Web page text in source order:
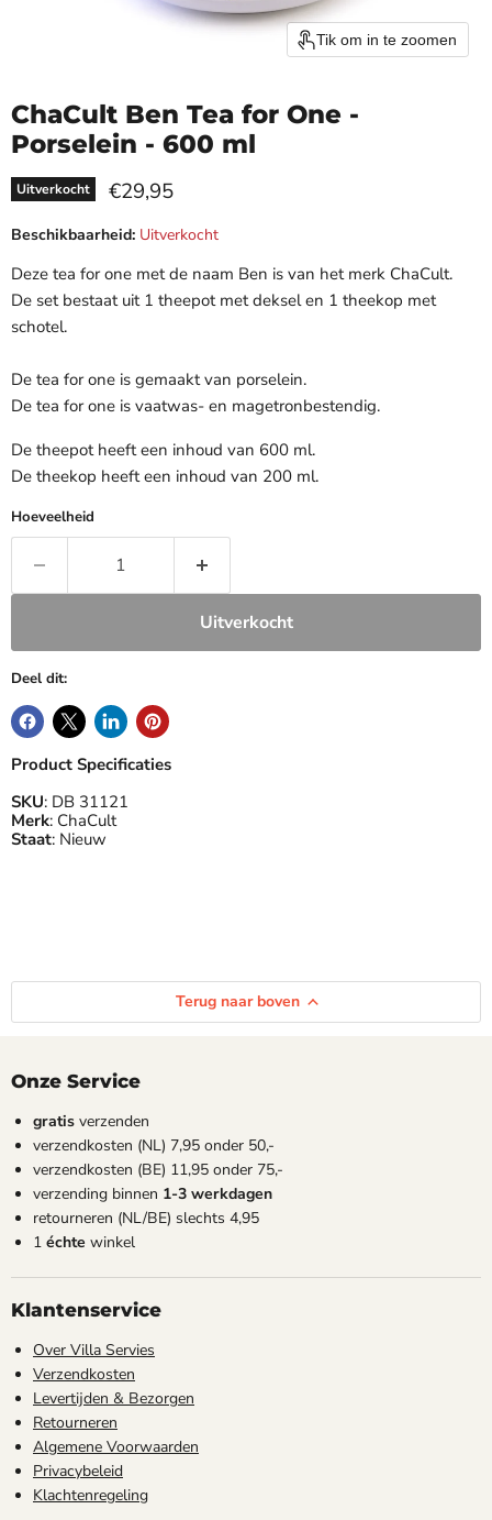
Tik om in te zoomen
ChaCult Ben Tea for One -
Porselein - 600 ml
Uitverkocht Huidige prijs
€29,95
Beschikbaarheid: Uitverkocht
Deze tea for one met de naam Ben is van het merk ChaCult.
De set bestaat uit 1 theepot met deksel en 1 theekop met
schotel.
De tea for one is gemaakt van porselein.
De tea for one is vaatwas- en magetronbestendig.
De theepot heeft een inhoud van 600 ml.
De theekop heeft een inhoud van 200 ml.
Hoeveelheid
Uitverkocht
Deel dit:
Product Specificaties
SKU: DB 31121
Merk: ChaCult
Staat: Nieuw
Terug naar boven
Onze Service
gratis verzenden
verzendkosten (NL) 7,95 onder 50,-
verzendkosten (BE) 11,95 onder 75,-
verzending binnen 1-3 werkdagen
retourneren (NL/BE) slechts 4,95
1 échte winkel
Klantenservice
Over Villa Servies
Verzendkosten
Levertijden & Bezorgen
Retourneren
Algemene Voorwaarden
Privacybeleid
Klachtenregeling